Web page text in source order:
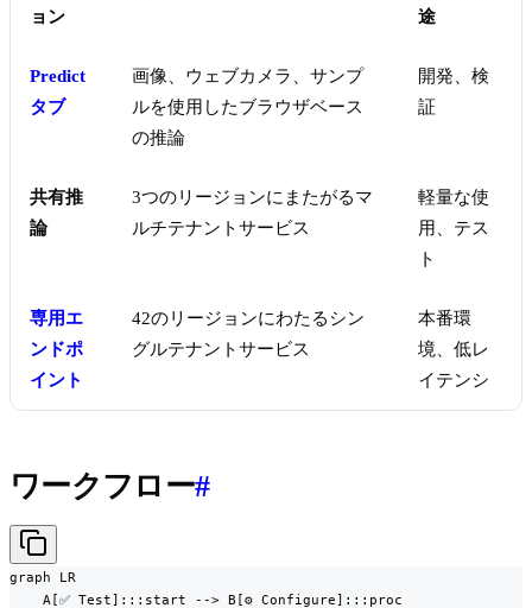
ョン
途
Predict
タブ
画像、ウェブカメラ、サンプ
ルを使用したブラウザベース
の推論
開発、検
証
共有推
論
3つのリージョンにまたがるマ
ルチテナントサービス
軽量な使
用、テス
ト
専用エ
ンドポ
イント
42のリージョンにわたるシン
グルテナントサービス
本番環
境、低レ
イテンシ
ワークフロー#
graph LR
    A[✅ Test]:::start --> B[⚙️ Configure]:::proc